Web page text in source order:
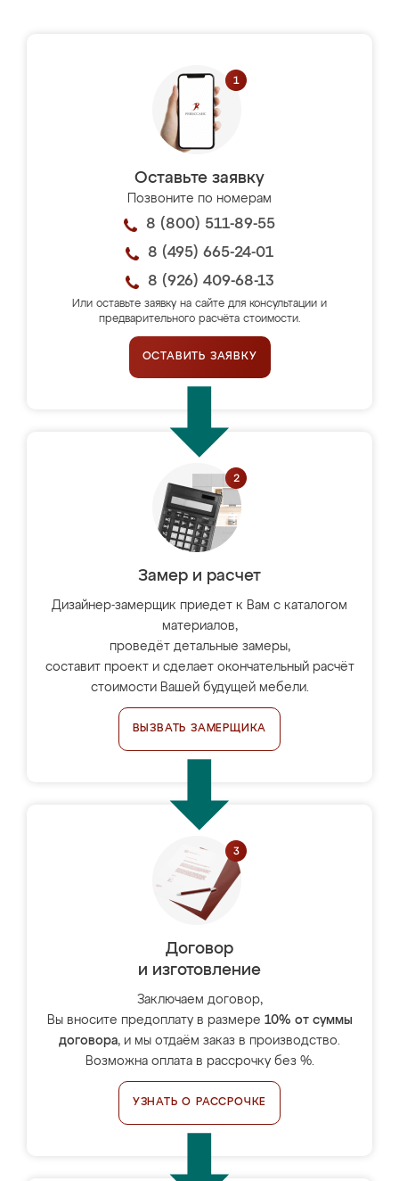
Оставьте заявку
Позвоните по номерам
8 (800) 511-89-55
8 (495) 665-24-01
8 (926) 409-68-13
Или оставьте заявку на сайте для консультации и
предварительного расчёта стоимости.
ОСТАВИТЬ ЗАЯВКУ
Замер и расчет
Дизайнер-замерщик приедет к Вам с каталогом
материалов,
проведёт детальные замеры,
составит проект и сделает окончательный расчёт
стоимости Вашей будущей мебели.
ВЫЗВАТЬ ЗАМЕРЩИКА
Договор
и изготовление
Заключаем договор,
Вы вносите предоплату в размере 10% от суммы
договора, и мы отдаём заказ в производство.
Возможна оплата в рассрочку без %.
УЗНАТЬ О РАССРОЧКЕ